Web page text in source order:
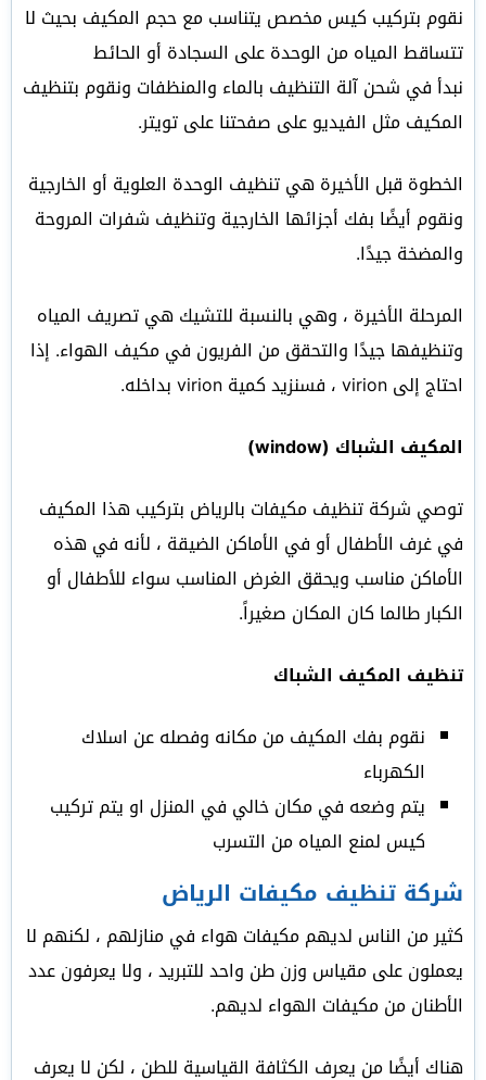
نقوم بتركيب كيس مخصص يتناسب مع حجم المكيف بحيث لا
تتساقط المياه من الوحدة على السجادة أو الحائط
نبدأ في شحن آلة التنظيف بالماء والمنظفات ونقوم بتنظيف
المكيف مثل الفيديو على صفحتنا على تويتر.
الخطوة قبل الأخيرة هي تنظيف الوحدة العلوية أو الخارجية
ونقوم أيضًا بفك أجزائها الخارجية وتنظيف شفرات المروحة
والمضخة جيدًا.
المرحلة الأخيرة ، وهي بالنسبة للتشيك هي تصريف المياه
وتنظيفها جيدًا والتحقق من الفريون في مكيف الهواء. إذا
احتاج إلى virion ، فسنزيد كمية virion بداخله.
المكيف الشباك (window)
توصي شركة تنظيف مكيفات بالرياض بتركيب هذا المكيف
في غرف الأطفال أو في الأماكن الضيقة ، لأنه في هذه
الأماكن مناسب ويحقق الغرض المناسب سواء للأطفال أو
الكبار طالما كان المكان صغيراً.
تنظيف المكيف الشباك
نقوم بفك المكيف من مكانه وفصله عن اسلاك
الكهرباء
يتم وضعه في مكان خالي في المنزل او يتم تركيب
كيس لمنع المياه من التسرب
شركة تنظيف مكيفات الرياض
كثير من الناس لديهم مكيفات هواء في منازلهم ، لكنهم لا
يعملون على مقياس وزن طن واحد للتبريد ، ولا يعرفون عدد
الأطنان من مكيفات الهواء لديهم.
هناك أيضًا من يعرف الكثافة القياسية للطن ، لكن لا يعرف